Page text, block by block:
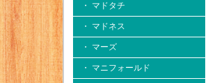
・ マドタチ
・ マドネス
・ マーズ
・ マニフォールド